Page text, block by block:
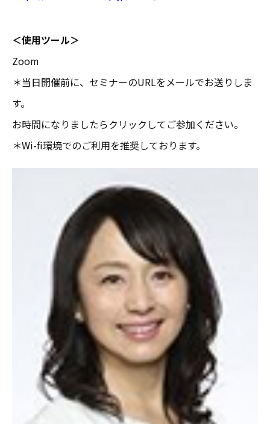
＜使用ツール＞
Zoom
＊当日開催前に、セミナーのURLをメールでお送りしま
す。
お時間になりましたらクリックしてご参加ください。
＊Wi-fi環境でのご利用を推奨しております。